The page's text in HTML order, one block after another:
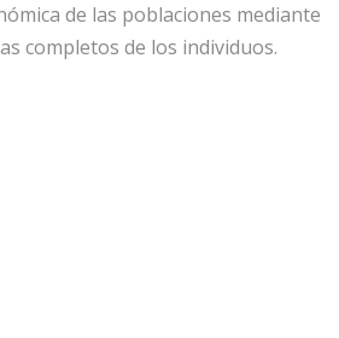
de las poblaciones mediante
completos de los individuos.